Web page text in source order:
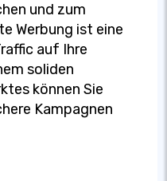
und zum
Werbung ist eine
auf Ihre
soliden
können Sie
Kampagnen